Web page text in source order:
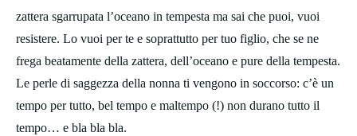
zattera sgarrupata l’oceano in tempesta ma sai che puoi, vuoi
resistere. Lo vuoi per te e soprattutto per tuo figlio, che se ne
frega beatamente della zattera, dell’oceano e pure della tempesta.
Le perle di saggezza della nonna ti vengono in soccorso: c’è un
tempo per tutto, bel tempo e maltempo (!) non durano tutto il
tempo… e bla bla bla.